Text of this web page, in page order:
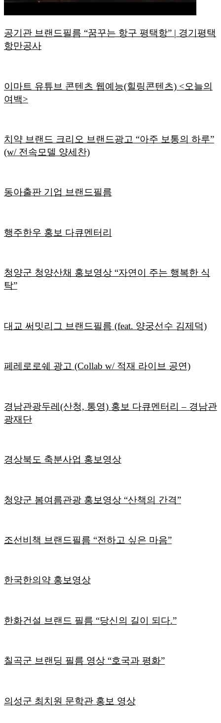
공기관 브랜드필름 “꿈꾸는 항구 평택항” | 경기평택
항만공사
이마트 유튜브 콘텐츠 웹예능(힐링콘텐츠) <오늘의
여백>
치약 브랜드 크리오 브랜드광고 “아주 보통의 하루”
(w/ 전속모델 양세찬)
동아출판 기업 브랜드필름
행주한우 홍보 다큐멘터리
청양군 청양산채 홍보영상 “자연이 주는 행복한 식
탁”
대교 써밋리그 브랜드필름 (feat. 양궁선수 김제덕)
페레로로쉐 광고 (Collab w/ 적재 라이브 공연)
경남관광두레(산청, 통영) 홍보 다큐멘터리 – 경남관
광재단
경상북도 축분사업 홍보영상
청양군 봄여름관광 홍보영상 “산책의 간격”
조선비책 브랜드필름 “전하고 싶은 마음”
한국한의약 홍보영상
한화건설 브랜드 필름 “당신의 길이 되다.”
칠곡군 브랜딩 필름 영상 “호국과 평화”
의성군 최치원 문학관 홍보 영상